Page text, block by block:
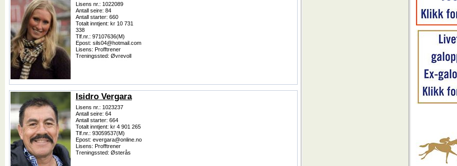
Lisens nr.: 1022089
Antall seire: 84
Antall starter: 660
Totalt inntjent: kr 10 731
338
Tlf.nr.: 97107636(M)
Epost: sils04@hotmail.com
Lisens: Profftrener
Treningssted: Øvrevoll
Isidro Vergara
Lisens nr.: 1023237
Antall seire: 64
Antall starter: 664
Totalt inntjent: kr 4 901 265
Tlf.nr.: 93059537(M)
Epost: evergara@online.no
Lisens: Profftrener
Treningssted: Østerås